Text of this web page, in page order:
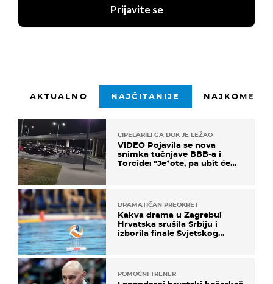
Prijavite se
AKTUALNO NAJČITANIJE
CIPELARILI GA DOK JE LEŽAO
VIDEO Pojavila se nova
snimka tučnjave BBB-a i
Torcide: "Je*ote, pa ubit će
DRAMATIČAN PREOKRET
Kakva drama u Zagrebu!
Hrvatska srušila Srbiju i
izborila finale Svjetskog
POMOĆNI TRENER